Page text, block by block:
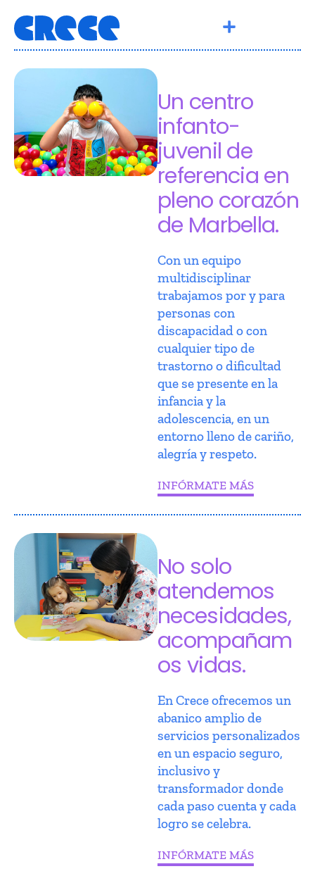
Un centro
infanto-
juvenil de
referencia en
pleno corazón
de Marbella.
Con un equipo
multidisciplinar
trabajamos por y para
personas con
discapacidad o con
cualquier tipo de
trastorno o dificultad
que se presente en la
infancia y la
adolescencia, en un
entorno lleno de cariño,
alegría y respeto.
INFÓRMATE MÁS
No solo
atendemos
necesidades,
acompañam
os vidas.
En Crece ofrecemos un
abanico amplio de
servicios personalizados
en un espacio seguro,
inclusivo y
transformador donde
cada paso cuenta y cada
logro se celebra.
INFÓRMATE MÁS